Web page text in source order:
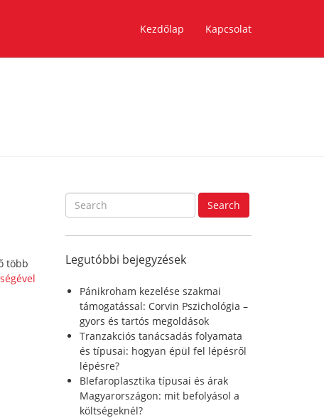
Kezdőlap Kapcsolat
több
S
e
c
f
Search
Legutóbbi bejegyzések
Pánikroham kezelése szakmai
támogatással: Corvin Pszichológia –
gyors és tartós megoldások
Tranzakciós tanácsadás folyamata
és típusai: hogyan épül fel lépésről
lépésre?
Blefaroplasztika típusai és árak
Magyarországon: mit befolyásol a
költségeknél?